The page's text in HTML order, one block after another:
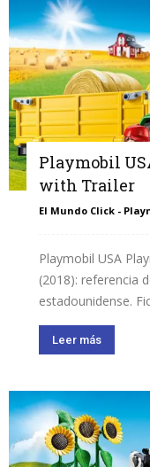
Playmobil
with Trailer
El Mundo Click -
Playmobil USA
(2018): referencia
estadounidense.
Leer más